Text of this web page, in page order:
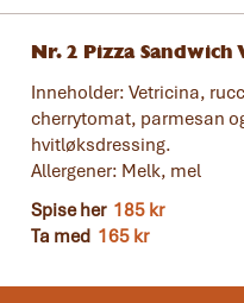
Nr. 2 Pizza Sandwich
Inneholder: Vetricina,
cherrytomat, parmesan
hvitløksdressing.
Allergener: Melk, mel
Spise her 185 kr
Ta med 165 kr